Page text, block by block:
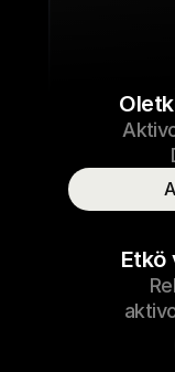
Tennarien
23.09.2022 17:29
Etkö